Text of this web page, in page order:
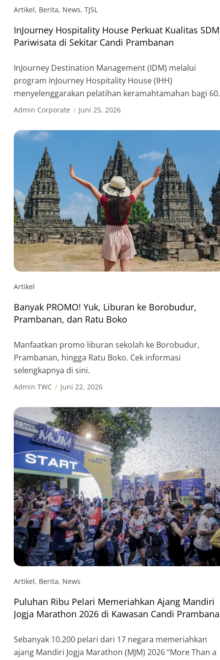
Artikel, Berita, News, TJSL
InJourney Hospitality House Perkuat Kualitas SDM
Pariwisata di Sekitar Candi Prambanan
InJourney Destination Management (IDM) melalui
program InJourney Hospitality House (IHH)
menyelenggarakan pelatihan keramahtamahan bagi 60
peserta yang terdiri dari pelaku wisata dan pelaku
Kokosan, dan Desa Bugisan, Kecamatan Prambanan,
Kabupaten Klaten, Jawa Tengah. Kegiatan yang
berlangsung selama tiga hari pada 23–25 Juni 2026 ini
menjadi […]
Admin Corporate Juni 25, 2026
Artikel
Banyak PROMO! Yuk, Liburan ke Borobudur,
Prambanan, dan Ratu Boko
Manfaatkan promo liburan sekolah ke Borobudur,
Prambanan, hingga Ratu Boko. Cek informasi
selengkapnya di sini.
Admin TWC Juni 22, 2026
Artikel, Berita, News
Puluhan Ribu Pelari Memeriahkan Ajang Mandiri
Jogja Marathon 2026 di Kawasan Candi
Sebanyak 10.200 pelari dari 17 negara memeriahkan
ajang Mandiri Jogja Marathon (MJM) 2026 “More Than a